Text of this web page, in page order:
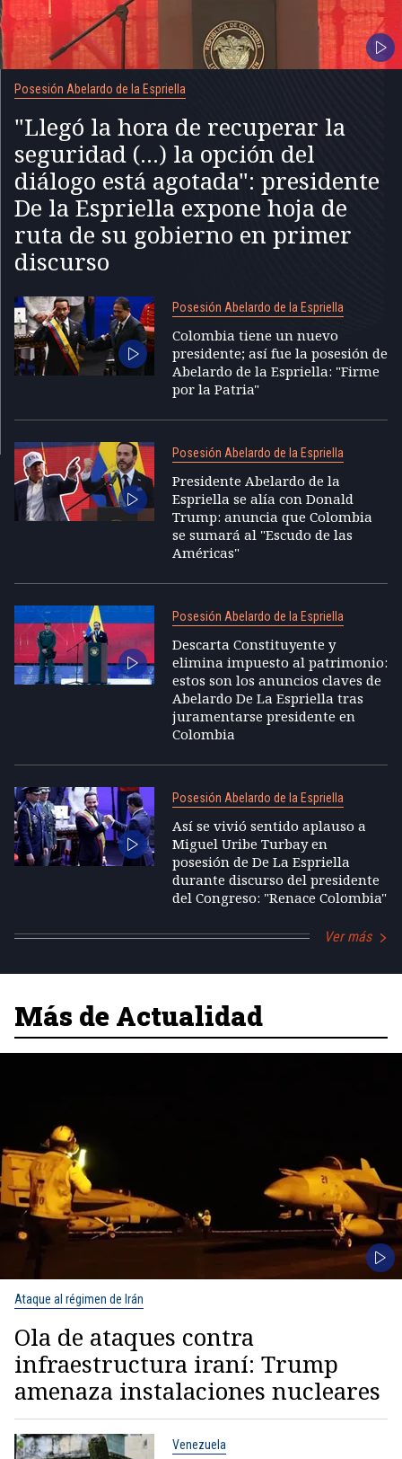
Posesión Abelardo de la Espriella
"Llegó la hora de recuperar la
seguridad (...) la opción del
diálogo está agotada": presidente
De la Espriella expone hoja de
ruta de su gobierno en primer
discurso
Posesión Abelardo de la Espriella
Colombia tiene un nuevo
presidente; así fue la posesión de
Abelardo de la Espriella: "Firme
por la Patria"
Posesión Abelardo de la Espriella
Presidente Abelardo de la
Espriella se alía con Donald
Trump: anuncia que Colombia
se sumará al "Escudo de las
Américas"
Posesión Abelardo de la Espriella
Descarta Constituyente y
elimina impuesto al patrimonio:
estos son los anuncios claves de
Abelardo De La Espriella tras
juramentarse presidente en
Colombia
Posesión Abelardo de la Espriella
Así se vivió sentido aplauso a
Miguel Uribe Turbay en
posesión de De La Espriella
durante discurso del presidente
del Congreso: "Renace Colombia"
Ver más
Más de Actualidad
Ataque al régimen de Irán
Ola de ataques contra
infraestructura iraní: Trump
amenaza instalaciones nucleares
Venezuela